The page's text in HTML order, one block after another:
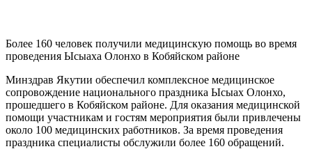
Более 160 человек получили медицинскую помощь во время
проведения Ысыаха Олонхо в Кобяйском районе
Минздрав Якутии обеспечил комплексное медицинское
сопровождение национального праздника Ысыах Олонхо,
прошедшего в Кобяйском районе. Для оказания медицинской
помощи участникам и гостям мероприятия были привлечены
около 100 медицинских работников. За время проведения
праздника специалисты обслужили более 160 обращений.